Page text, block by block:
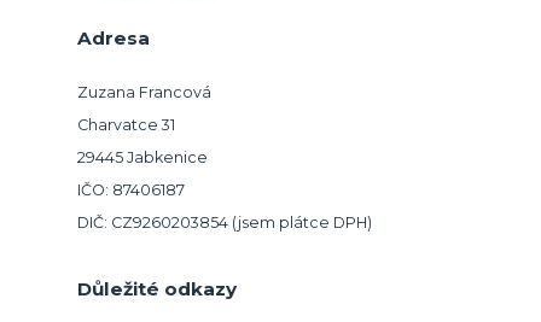
Adresa
Zuzana Francová
Charvatce 31
29445 Jabkenice
IČO: 87406187
DIČ: CZ9260203854 (jsem plátce DPH)
Důležité odkazy